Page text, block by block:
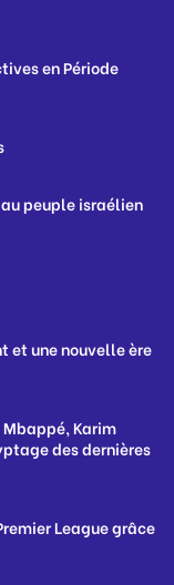
en Période
peuple israélien
et une nouvelle ère
Karim
des dernières
League grâce